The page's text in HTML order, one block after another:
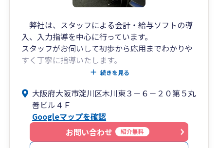
弊社は、スタッフによる会計・給与ソフトの導
入、入力指導を中心に行っています。
スタッフがお伺いして初歩から応用までわかりや
すく丁寧に指導いたします。
特にインボイスの経理処理などでお困りでした
弊社への連絡手段は電話、ビデオ会議
（Zoom、Teams）、メール等が利用可能です。
法人設立、新たに事業を始めようと検討されてい
る方に対しては、税務相談はもちろん借入資金調
達支援（金融機関への紹介）などサービスの提供
続きを見る
大阪府大阪市淀川区木川東３－６－２０第５丸
善ビル４Ｆ
Googleマップを確認
お問い合わせ
紹介無料